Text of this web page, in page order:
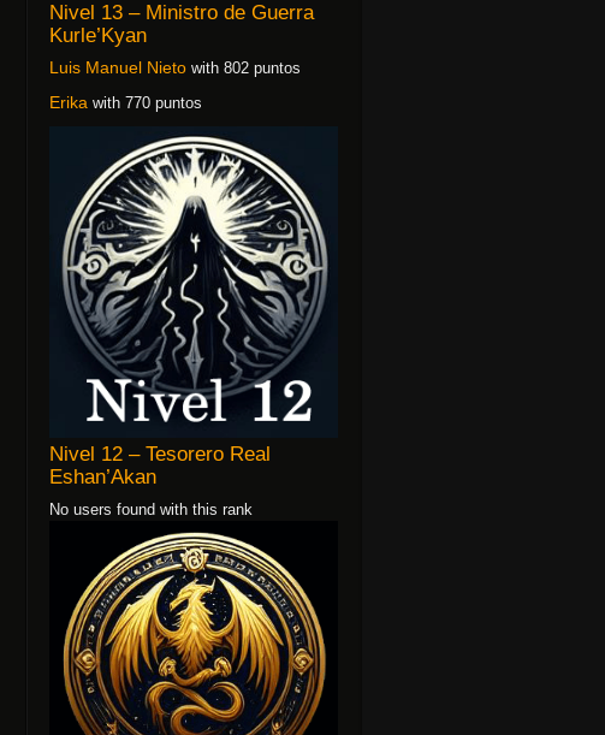
Nivel 13 – Ministro de Guerra
Kurle’Kyan
Luis Manuel Nieto with 802 puntos
Erika with 770 puntos
Nivel 12 – Tesorero Real
Eshan’Akan
No users found with this rank